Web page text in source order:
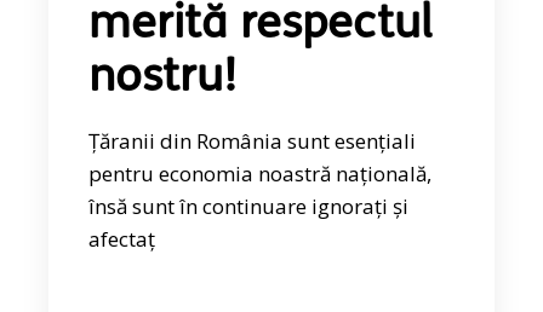
merită respectul
nostru!
Țăranii din România sunt esențiali
pentru economia noastră națională,
însă sunt în continuare ignorați și
afectaț